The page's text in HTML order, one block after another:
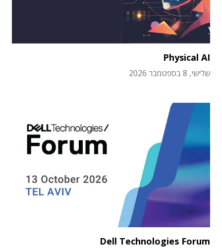
Physical AI
שלישי, 8 בספטמבר 2026
Dell Technologies Forum